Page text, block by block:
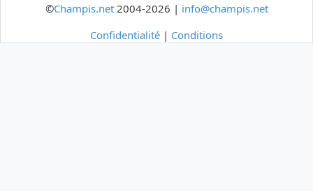
©Champis.net2004-2026 | info@champis.net
Confidentialité | Conditions